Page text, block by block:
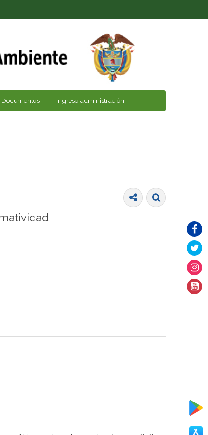
Documentos Ingreso administración